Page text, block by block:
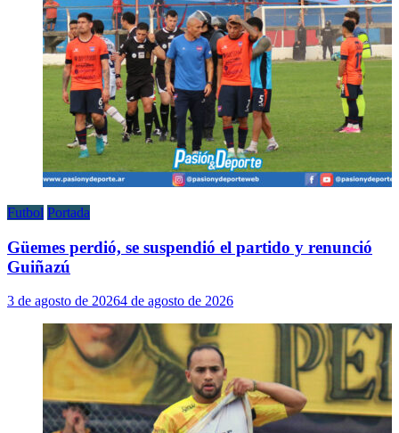
Futbol Portada
Güemes perdió, se suspendió el partido y renunció
Guiñazú
3 de agosto de 20264 de agosto de 2026